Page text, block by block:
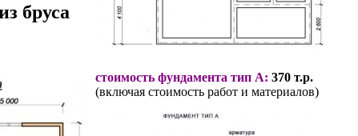
бруса
стоимость фундамента тип А: 370 т.р.
(включая стоимость работ и материалов)